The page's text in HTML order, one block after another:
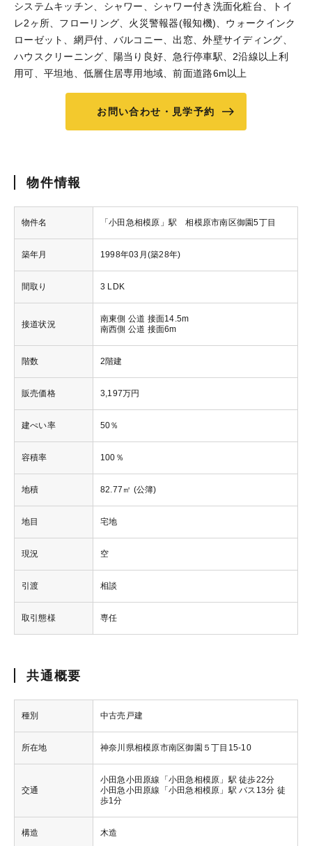
システムキッチン、シャワー、シャワー付き洗面化粧台、トイ
レ2ヶ所、フローリング、火災警報器(報知機)、ウォークインク
ローゼット、網戸付、バルコニー、出窓、外壁サイディング、
ハウスクリーニング、陽当り良好、急行停車駅、2沿線以上利
用可、平坦地、低層住居専用地域、前面道路6m以上
お問い合わせ・見学予約
物件情報
物件名 「小田急相模原」駅 相模原市南区御園5丁目
築年月 1998年03月(築28年)
間取り 3 LDK
接道状況
南東側 公道 接面14.5m
南西側 公道 接面6m
階数 2階建
販売価格 3,197万円
建ぺい率 50％
容積率 100％
地積 82.77㎡ (公簿)
地目 宅地
現況 空
引渡 相談
取引態様 専任
共通概要
種別 中古売戸建
所在地 神奈川県相模原市南区御園５丁目15-10
交通
小田急小田原線「小田急相模原」駅 徒歩22分
小田急小田原線「小田急相模原」駅 バス13分 徒
歩1分
構造 木造